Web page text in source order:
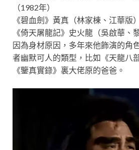
（1982年）
《碧血劍》黃真（林家棟、江華版
《倚天屠龍記》史火龍（吳啟華、
因為身材原因，多年來他飾演的角
者幽默可人的類型，比如《天龍八
《鑒真實錄》裏大佬原的爸爸。